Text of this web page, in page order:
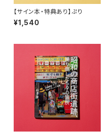
【サイン本・特典あり】ぷり
¥1,540